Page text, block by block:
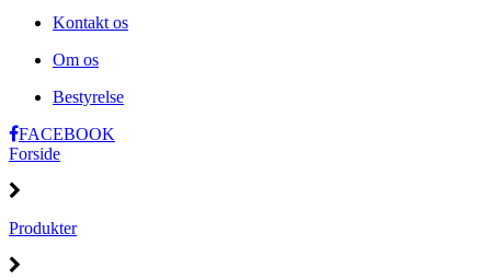
Kontakt os
Om os
Bestyrelse
FACEBOOK
Forside
Produkter